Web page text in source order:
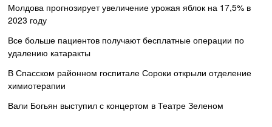
Молдова прогнозирует увеличение урожая яблок на 17,5% в
2023 году
Все больше пациентов получают бесплатные операции по
удалению катаракты
В Спасском районном госпитале Сороки открыли отделение
химиотерапии
Вали Богьян выступил с концертом в Театре Зеленом